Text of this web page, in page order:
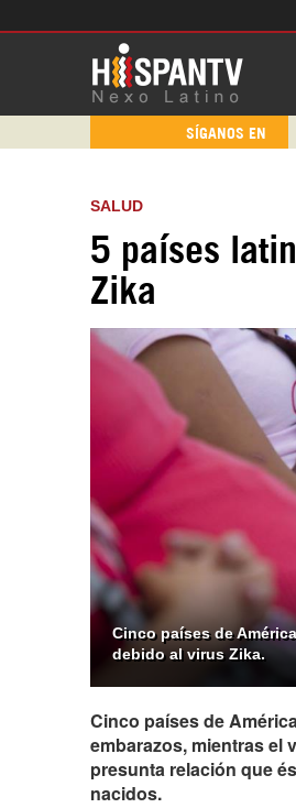
SÍGANOS EN
SALUD
5 países
Zika
Cinco países de
debido al virus Zika.
Cinco países de
embarazos, mientras el
presunta relación que
nacidos.